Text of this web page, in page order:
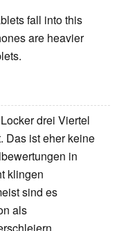
fall into this
are heavier
drei Viertel
Das ist eher keine
in
klingen
sind es
als